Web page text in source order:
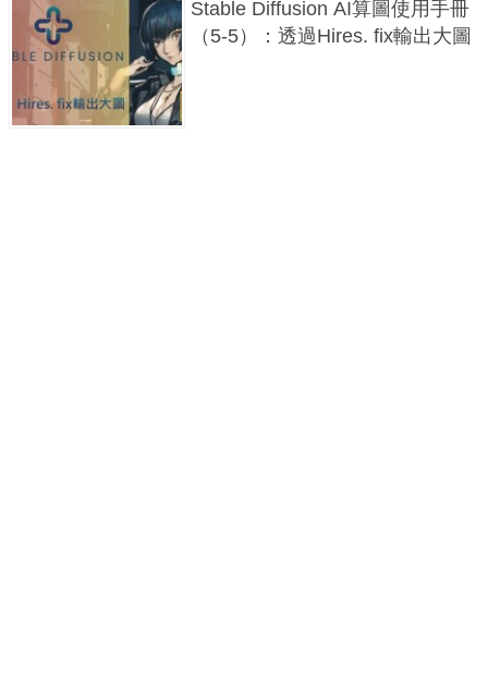
Stable Diffusion AI算圖使用手冊
（5-5）：透過Hires. fix輸出大圖